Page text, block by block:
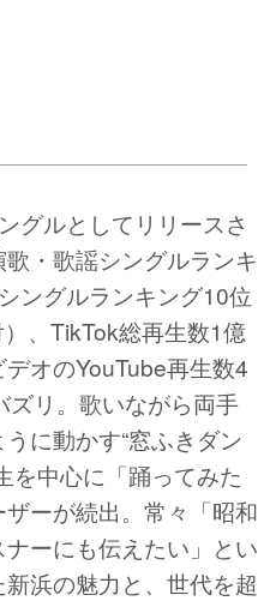
グルとしてリリースさ
・歌謡シングルランキ
ングルランキング10位
、TikTok総再生数1億
オのYouTube再生数4
リ。歌いながら両手
に動かす“窓ふきダン
を中心に「踊ってみた
ーが続出。常々「昭和
ーにも伝えたい」とい
浜の魅力と、世代を超